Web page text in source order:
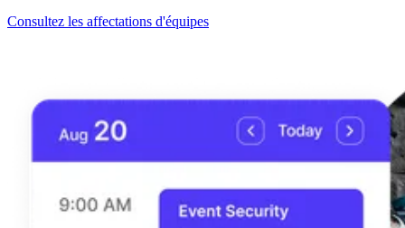
Consultez les affectations d'équipes